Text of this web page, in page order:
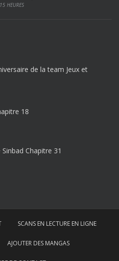
HEURES
de la team Jeux et
18
Chapitre 31
SCANS EN LECTURE EN LIGNE
AJOUTER DES MANGAS